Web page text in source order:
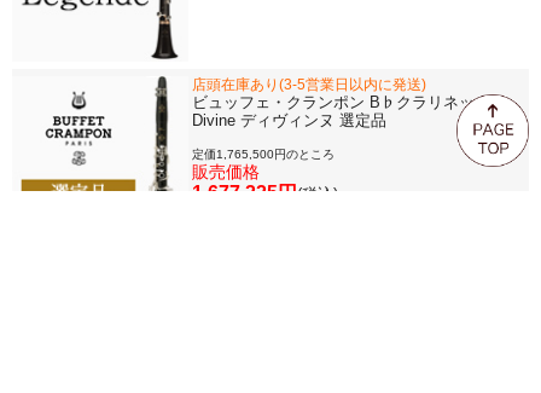
店頭在庫あり(3-5営業日以内に発送)
ビュッフェ・クランポン B♭クラリネット
Divine ディヴィンヌ 選定品
定価1,765,500円のところ
販売価格
1,677,225円(税込)